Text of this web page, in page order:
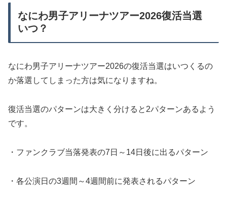
なにわ男子アリーナツアー2026復活当選
いつ？
なにわ男子アリーナツアー2026の復活当選はいつくるの
か落選してしまった方は気になりますね。
復活当選のパターンは大きく分けると2パターンあるよう
です。
・ファンクラブ当落発表の7日～14日後に出るパターン
・各公演日の3週間～4週間前に発表されるパターン